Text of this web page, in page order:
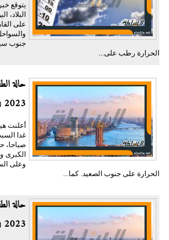
يتوقع
على
جنوب
الحرارة رطب على...
2023 في مصر
أعلنت
غدا
صباحا،
الكبرى
وعلى
الحرارة على جنوب الصعيد. كما...
2023 في مصر